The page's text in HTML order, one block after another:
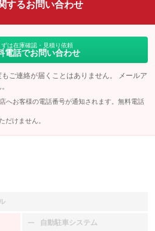
するお問い合わせ
ずは在庫確認・見積り依頼
電話でお問い合わせ
ご連絡が届くことはありません。 メールア
へお客様の電話番号が通知されます。無料電話
だけません。
自動駐車システム
：装備なし